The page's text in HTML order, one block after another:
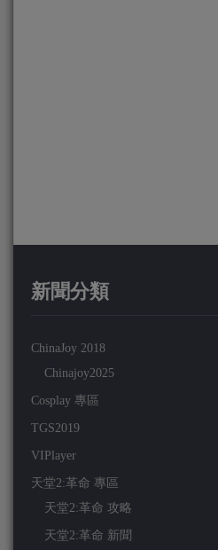
新聞分類
ChinaJoy 2018
Chinajoy2025
Cosplay 專區
TGS2019
VIPlayer
天堂2:革命 專區
天堂2:革命 攻略
天堂2:革命 新聞